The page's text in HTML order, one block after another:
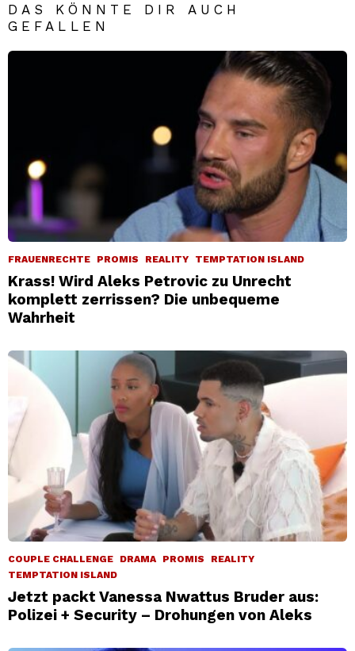
DAS KÖNNTE DIR AUCH
GEFALLEN
FRAUENRECHTE PROMIS REALITY TEMPTATION ISLAND
Krass! Wird Aleks Petrovic zu Unrecht
komplett zerrissen? Die unbequeme
Wahrheit
COUPLE CHALLENGE DRAMA PROMIS
REALITY
TEMPTATION ISLAND
Jetzt packt Vanessa Nwattus Bruder aus:
Polizei + Security – Drohungen von Aleks